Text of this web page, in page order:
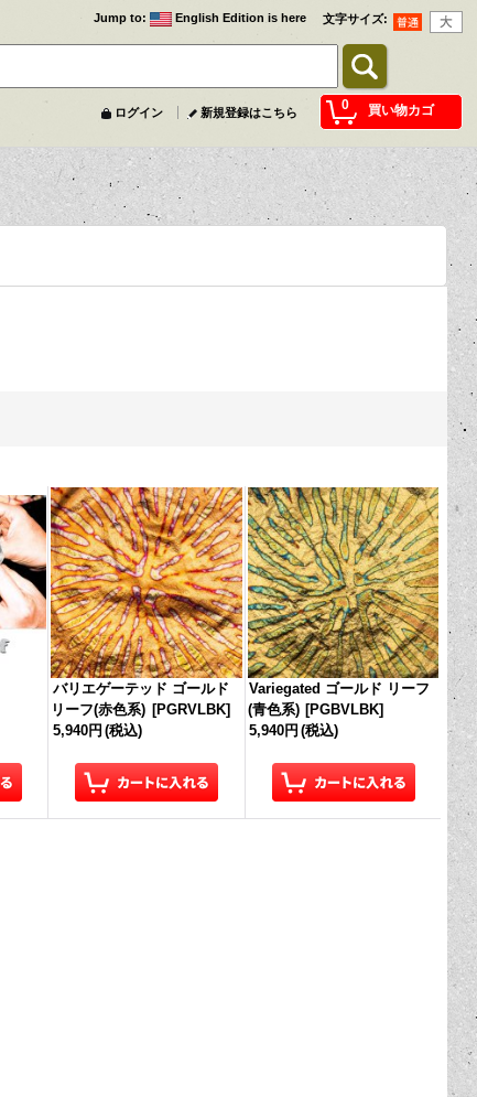
文字サイズ:
Jump to: English Edition is here
0 買い物カゴ
ログイン 新規登録はこちら
バリエゲーテッド ゴールド
リーフ(赤色系) [PGRVLBK]
5,940円 (税込)
Variegated ゴールド リーフ
(青色系) [PGBVLBK]
5,940円 (税込)